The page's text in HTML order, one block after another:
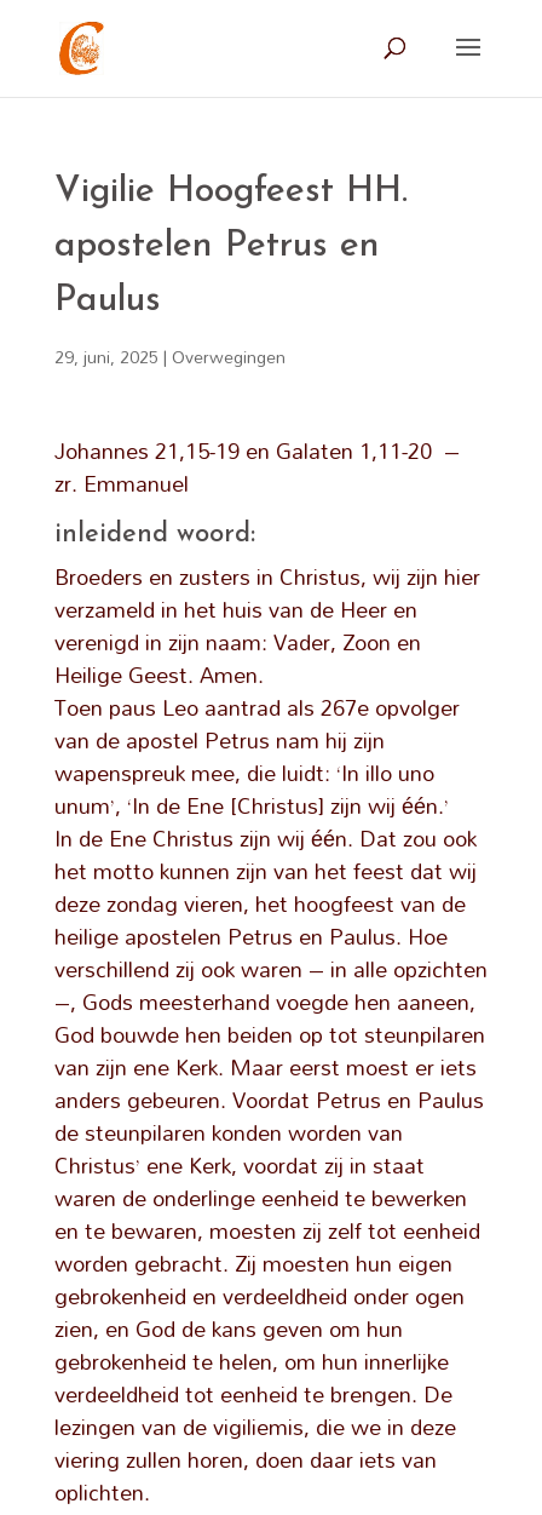
Vigilie Hoogfeest HH.
apostelen Petrus en
Paulus
29, juni, 2025| Overwegingen
Johannes 21,15-19 en Galaten 1,11-20 –
zr. Emmanuel
inleidend woord:
Broeders en zusters in Christus, wij zijn hier
verzameld in het huis van de Heer en
verenigd in zijn naam: Vader, Zoon en
Heilige Geest. Amen.
Toen paus Leo aantrad als 267e opvolger
van de apostel Petrus nam hij zijn
wapenspreuk mee, die luidt: ‘In illo uno
unum’, ‘In de Ene [Christus] zijn wij één.’
In de Ene Christus zijn wij één. Dat zou ook
het motto kunnen zijn van het feest dat wij
deze zondag vieren, het hoogfeest van de
heilige apostelen Petrus en Paulus. Hoe
verschillend zij ook waren – in alle opzichten
–, Gods meesterhand voegde hen aaneen,
God bouwde hen beiden op tot steunpilaren
van zijn ene Kerk. Maar eerst moest er iets
anders gebeuren. Voordat Petrus en Paulus
de steunpilaren konden worden van
Christus’ ene Kerk, voordat zij in staat
waren de onderlinge eenheid te bewerken
en te bewaren, moesten zij zelf tot eenheid
worden gebracht. Zij moesten hun eigen
gebrokenheid en verdeeldheid onder ogen
zien, en God de kans geven om hun
gebrokenheid te helen, om hun innerlijke
verdeeldheid tot eenheid te brengen. De
lezingen van de vigiliemis, die we in deze
viering zullen horen, doen daar iets van
oplichten.